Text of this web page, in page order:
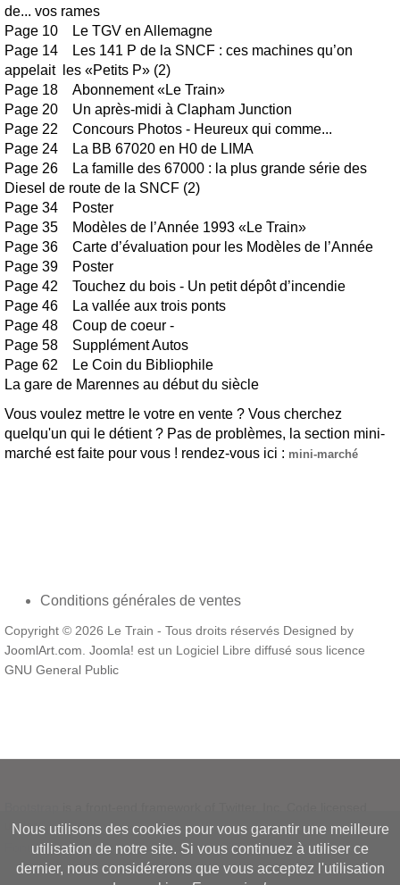
de... vos rames
Page 10 Le TGV en Allemagne
Page 14 Les 141 P de la SNCF : ces machines qu’on
appelait les «Petits P» (2)
Page 18 Abonnement «Le Train»
Page 20 Un après-midi à Clapham Junction
Page 22 Concours Photos - Heureux qui comme...
Page 24 La BB 67020 en H0 de LIMA
Page 26 La famille des 67000 : la plus grande série des
Diesel de route de la SNCF (2)
Page 34 Poster
Page 35 Modèles de l’Année 1993 «Le Train»
Page 36 Carte d’évaluation pour les Modèles de l’Année
Page 39 Poster
Page 42 Touchez du bois - Un petit dépôt d’incendie
Page 46 La vallée aux trois ponts
Page 48 Coup de coeur -
Page 58 Supplément Autos
Page 62 Le Coin du Bibliophile
La gare de Marennes au début du siècle
Vous voulez mettre le votre en vente ? Vous cherchez
quelqu'un qui le détient ? Pas de problèmes, la section mini-
marché est faite pour vous ! rendez-vous ici : mini-marché
Conditions générales de ventes
Copyright © 2026 Le Train - Tous droits réservés Designed by
JoomlArt.com Joomla! est un Logiciel Libre diffusé sous licence
GNU General Public
underMIT License.
Font Awesomefont licensed underSIL OFL 1.1.
Nous utilisons des cookies pour vous garantir une meilleure
utilisation de notre site. Si vous continuez à utiliser ce
dernier, nous considérerons que vous acceptez l'utilisation